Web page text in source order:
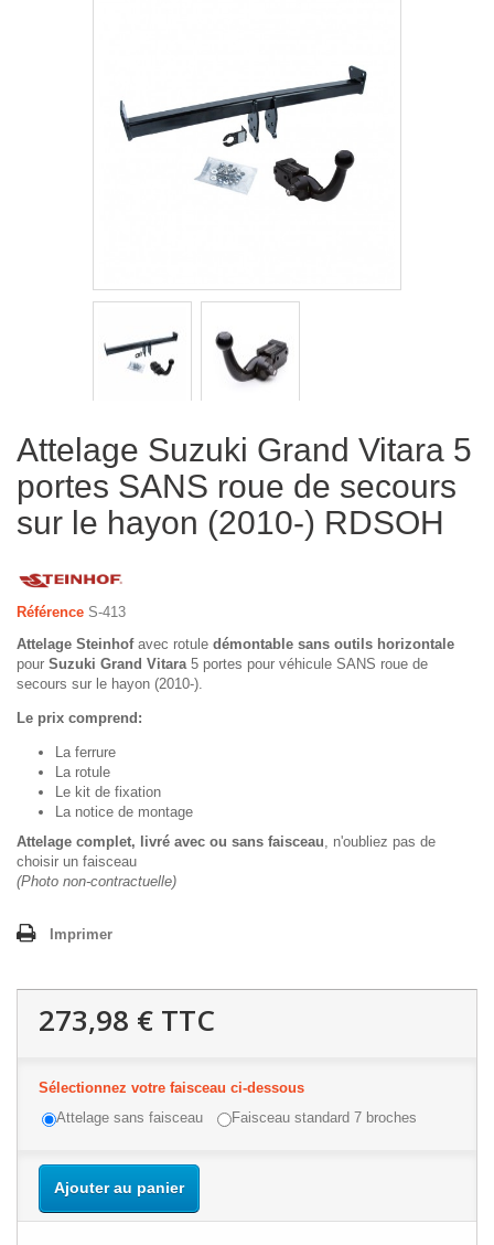
Attelage Suzuki Grand Vitara 5
portes SANS roue de secours
sur le hayon (2010-) RDSOH
Référence S-413
Attelage Steinhofavec rotule démontable sans outils horizontale
pour Suzuki Grand Vitara5 portes pour véhicule SANS roue de
secours sur le hayon (2010-).
Le prix comprend:
La ferrure
La rotule
Le kit de fixation
La notice de montage
Attelage complet, livré avec ou sans faisceau, n'oubliez pas de
choisir un faisceau
(Photo non-contractuelle)
Imprimer
273,98 € TTC
Sélectionnez votre faisceau ci-dessous
Attelage sans faisceau
Faisceau standard 7 broches
Ajouter au panier